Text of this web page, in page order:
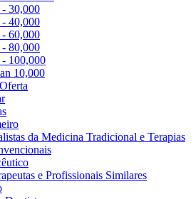
- 30,000
40,000
60,000
80,000
100,000
10,000
da Medicina Tradicional e Terapias
e Profissionais Similares